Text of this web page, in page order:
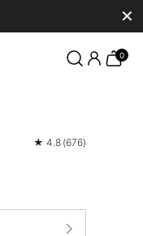
✕
0
★ 4.8 (676)